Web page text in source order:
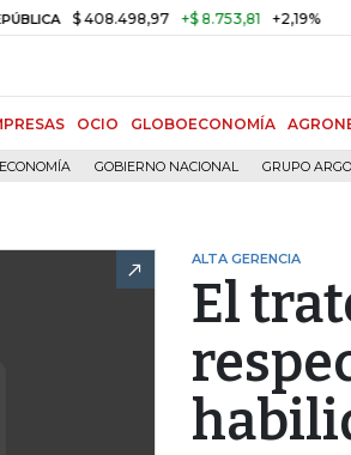
$ 408.498,97 +$ 8.753,81 +2,19%
OCIO GLOBOECONOMÍA
ECONOMÍA GOBIERNO NACIONAL GRUPO
ALTA GERENCIA
El